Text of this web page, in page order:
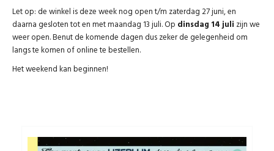
Let op: de winkel is deze week nog open t/m zaterdag 27 juni, en
daarna gesloten tot en met maandag 13 juli. Op dinsdag 14 juli zijn we
weer open. Benut de komende dagen dus zeker de gelegenheid om
langs te komen of online te bestellen.
Het weekend kan beginnen!